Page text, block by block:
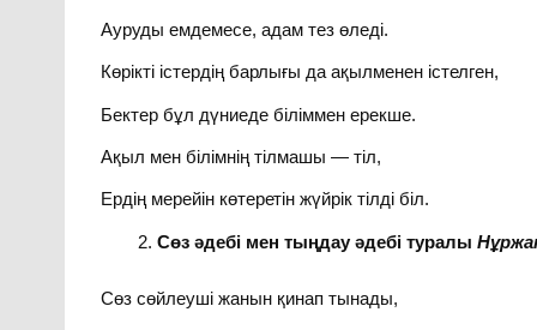
Ауруды емдемесе, адам тез өледі.
Көрікті істердің барлығы да ақылменен істелген,
Бектер бұл дүниеде біліммен ерекше.
Ақыл мен білімнің тілмашы — тіл,
Ердің мерейін көтеретін жүйрік тілді біл.
Сөз әдебі мен тыңдау әдебі туралы
Сөз сөйлеуші жанын қинап тынады,